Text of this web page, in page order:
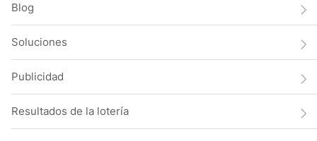
Blog
Soluciones
Publicidad
Resultados de la lotería